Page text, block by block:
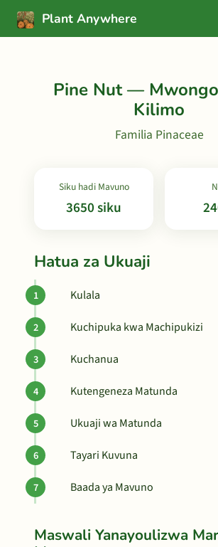
Plant Anywhere
Pine Nut —
Kilimo
Familia Pinaceae
Siku hadi Mavuno
3650 siku
Hatua za Ukuaji
Kulala
Kuchipuka kwa Machipukizi
Kuchanua
Kutengeneza Matunda
Ukuaji wa Matunda
Tayari Kuvuna
Baada ya Mavuno
Maswali Yanayoulizwa